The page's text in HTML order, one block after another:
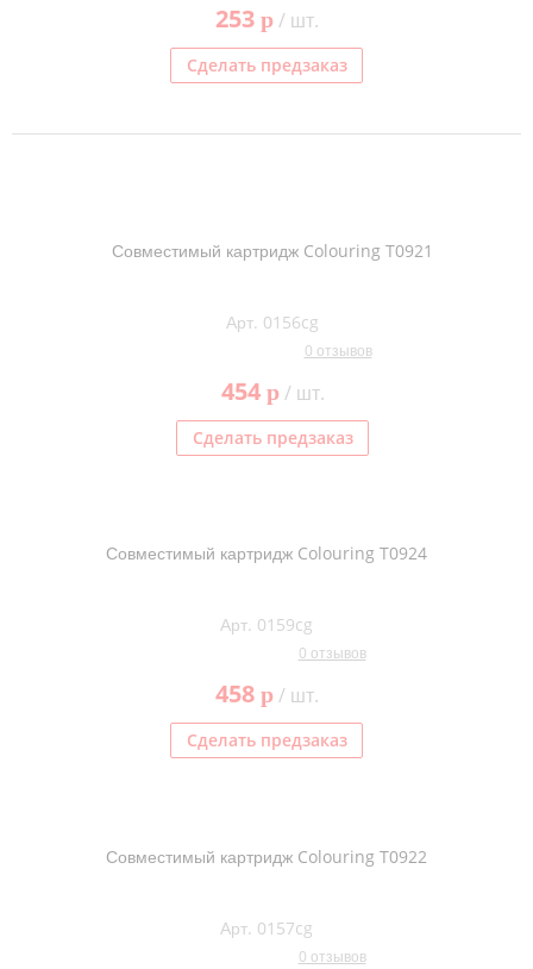
253 p/ шт.
Сделать предзаказ
Совместимый картридж Colouring T0921
Арт. 0156cg
0 отзывов
454 p/ шт.
Сделать предзаказ
Совместимый картридж Colouring T0924
Арт. 0159cg
0 отзывов
458 p/ шт.
Сделать предзаказ
Совместимый картридж Colouring T0922
Арт. 0157cg
0 отзывов